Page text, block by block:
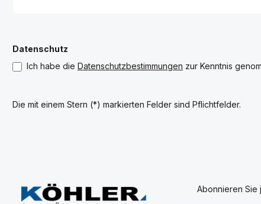
Datenschutz
Ich habe die Datenschutzbestimmungen zur Kenntnis
Die mit einem Stern (*) markierten Felder sind Pflichtfelder.
Abonnieren Sie